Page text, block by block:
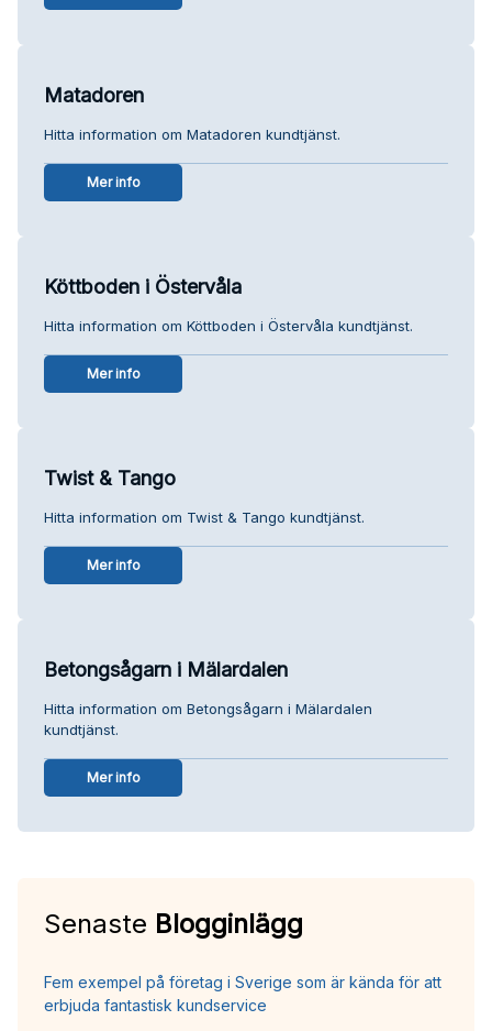
Matadoren
Hitta information om Matadoren kundtjänst.
Mer info
Köttboden i Östervåla
Hitta information om Köttboden i Östervåla kundtjänst.
Mer info
Twist & Tango
Hitta information om Twist & Tango kundtjänst.
Mer info
Betongsågarn i Mälardalen
Hitta information om Betongsågarn i Mälardalen
kundtjänst.
Mer info
Senaste Blogginlägg
Fem exempel på företag i Sverige som är kända för att
erbjuda fantastisk kundservice